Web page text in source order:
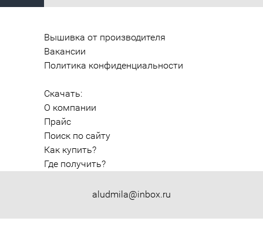
aludmila@inbox.ru
Вышивка от производителя
Вакансии
Политика конфиденциальности
Скачать:
О компании
Прайс
Поиск по сайту
Как купить?
Где получить?